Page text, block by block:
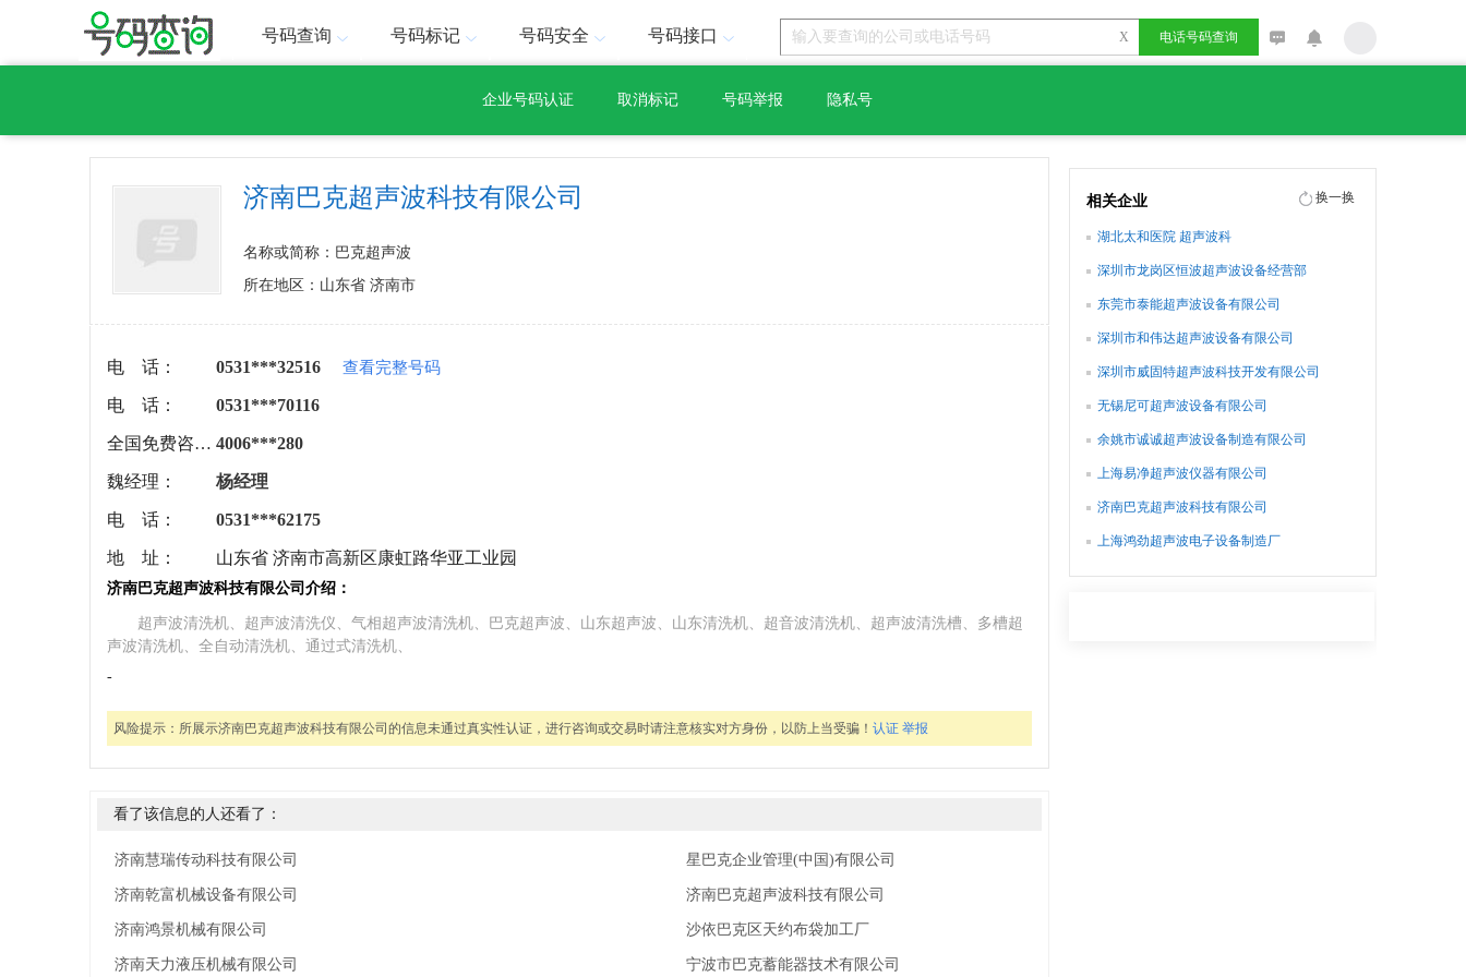
号码查询 号码标记 号码安全 号码接口 X 电话号码查询
企业号码认证 取消标记 号码举报 隐私号
济南巴克超声波科技有限公司
名称或简称：巴克超声波
所在地区：山东省 济南市
电 话： 0531***32516 查看完整号码
电 话： 0531***70116
全国免费咨询： 4006***280
魏经理： 杨经理
电 话： 0531***62175
地 址： 山东省 济南市高新区康虹路华亚工业园
济南巴克超声波科技有限公司介绍：
超声波清洗机、超声波清洗仪、气相超声波清洗机、巴克超声波、山东超声波、山东清洗机、超音波清洗机、超声波清洗槽、多槽超
声波清洗机、全自动清洗机、通过式清洗机、
-
风险提示： 所展示济南巴克超声波科技有限公司的信息未通过真实性认证，进行咨询或交易时请注意核实对方身份，以防上当受骗！ 认证 举报
看了该信息的人还看了：
济南慧瑞传动科技有限公司
济南乾富机械设备有限公司
济南鸿景机械有限公司
济南天力液压机械有限公司
星巴克企业管理(中国)有限公司
济南巴克超声波科技有限公司
沙依巴克区天约布袋加工厂
宁波市巴克蓄能器技术有限公司
相关企业 换一换
湖北太和医院 超声波科
深圳市龙岗区恒波超声波设备经营部
东莞市泰能超声波设备有限公司
深圳市和伟达超声波设备有限公司
深圳市威固特超声波科技开发有限公司
无锡尼可超声波设备有限公司
余姚市诚诚超声波设备制造有限公司
上海易净超声波仪器有限公司
济南巴克超声波科技有限公司
上海鸿劲超声波电子设备制造厂